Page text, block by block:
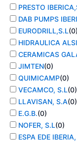
PRESTO
DAB PUMPS
EURODRILL,S.L(0)
HIDRAULICA
CERAMICAS
JIMTEN(0)
QUIMICAMP(0)
VECAMCO, S.L(0)
LLAVISAN, S.A(0)
E.G.B.(0)
NOFER, S.L(0)
ESPA EDE